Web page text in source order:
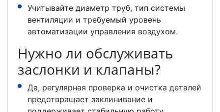
Учитывайте диаметр труб, тип системы
вентиляции и требуемый уровень
автоматизации управления воздухом.
Нужно ли обслуживать
заслонки и клапаны?
Да, регулярная проверка и очистка деталей
предотвращает заклинивание и